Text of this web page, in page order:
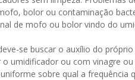
bolor ou contaminação
de mofo ou bolor vindo do
se buscar o auxílio do
umidificador ou com vinagre
sobre qual a frequência